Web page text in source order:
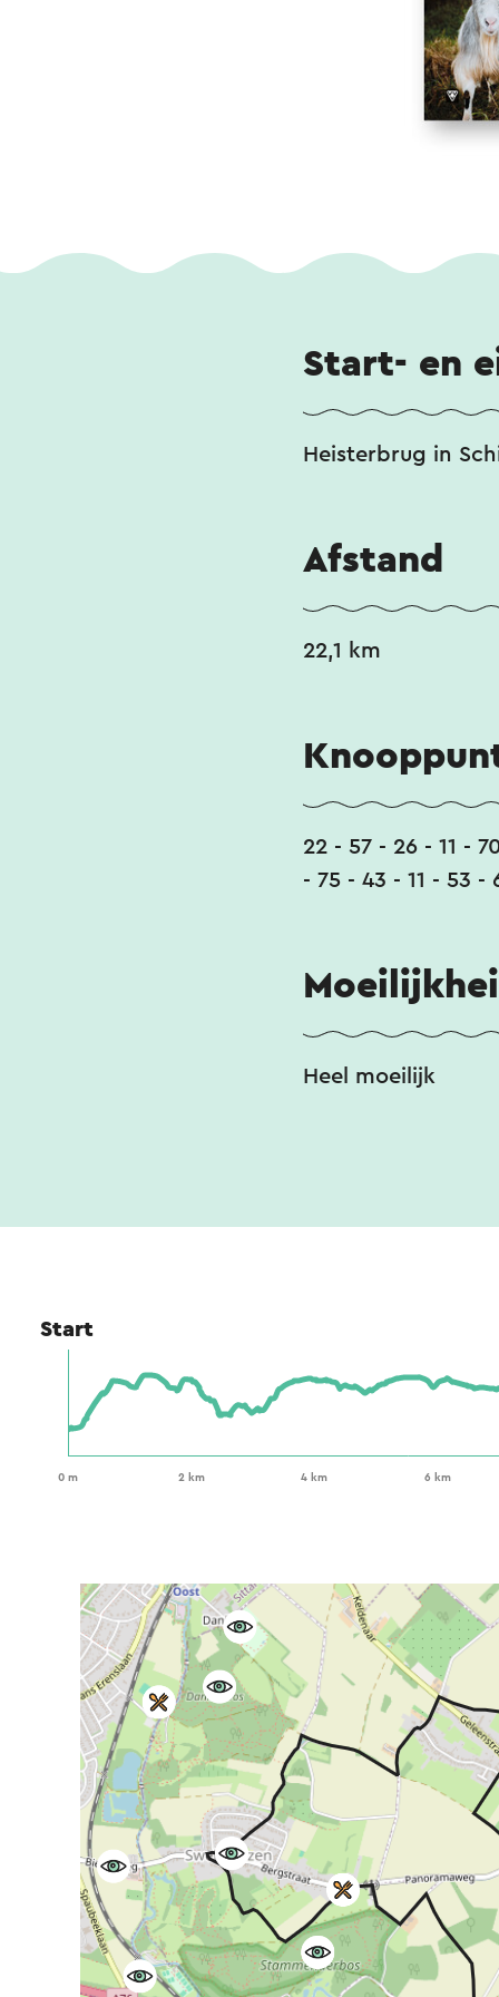
Start- en
Heisterbrug in
Afstand
22,1 km
22 - 57 - 26 - 11 -
- 75 - 43 - 11 - 53
Heel moeilijk
Start